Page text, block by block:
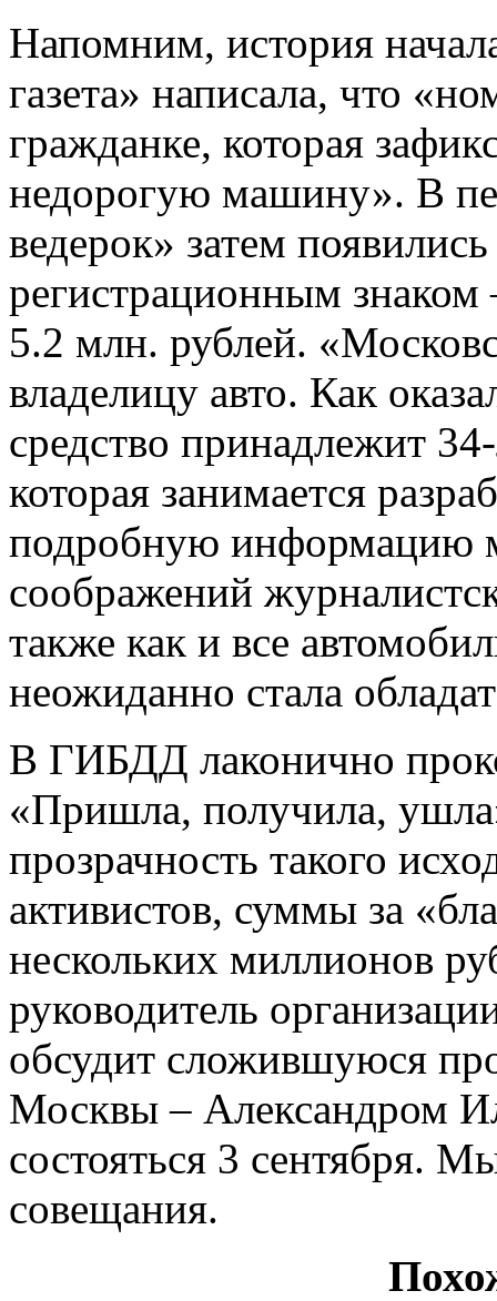
Напомним, история
газета» написала, что
гражданке, которая
недорогую машину». В
ведерок» затем
регистрационным
5.2 млн. рублей.
владелицу авто. Как
средство принадлежит
которая занимается
подробную информацию
соображений
также как и все
неожиданно стала
В ГИБДД лаконично
«Пришла, получила,
прозрачность такого
активистов, суммы за
нескольких миллионов
руководитель
обсудит сложившуюся
Москвы – Александром
состояться 3 сентября.
совещания.